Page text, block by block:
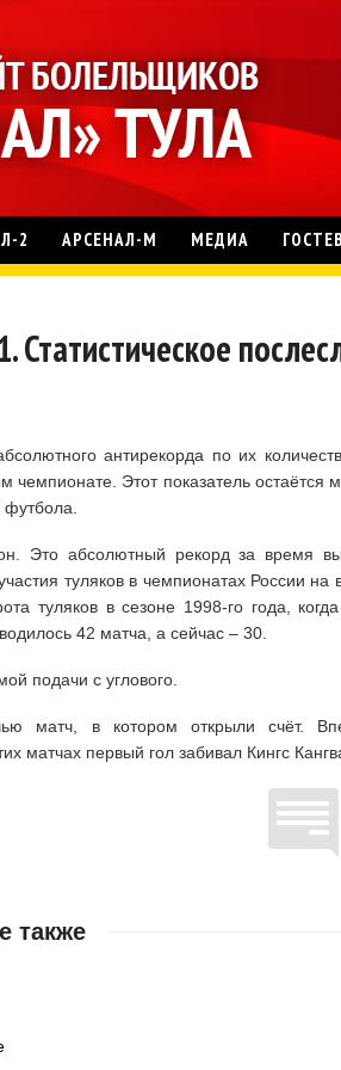
2 АРСЕНАЛ-М МЕДИА
Статистическое
антирекорда по их
чемпионате. Этот показатель остаётся
футбола.
Это абсолютный рекорд за время
туляков в чемпионатах России на
туляков в сезоне 1998-го года,
42 матча, а сейчас – 30.
подачи с углового.
матч, в котором открыли счёт.
матчах первый гол забивал Кингс
также